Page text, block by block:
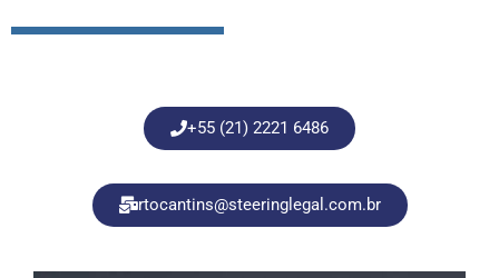
+55 (21) 2221 6486
rtocantins@steeringlegal.com.br